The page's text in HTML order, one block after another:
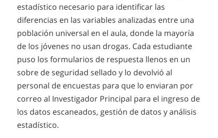
estadístico necesario para identificar las
diferencias en las variables analizadas entre una
población universal en el aula, donde la mayoría
de los jóvenes no usan drogas. Cada estudiante
puso los formularios de respuesta llenos en un
sobre de seguridad sellado y lo devolvió al
personal de encuestas para que lo enviaran por
correo al Investigador Principal para el ingreso de
los datos escaneados, gestión de datos y análisis
estadístico.